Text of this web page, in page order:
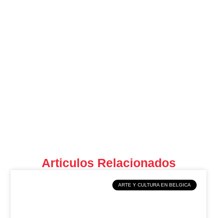
Articulos Relacionados
ARTE Y CULTURA EN BELGICA